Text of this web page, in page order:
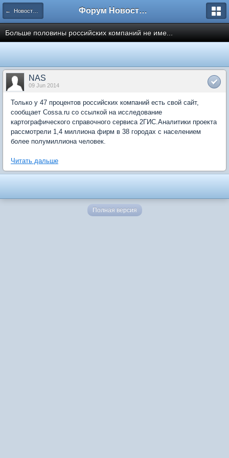
← Новости рынка недвижимости Форум Новостройки
Больше половины российских компаний не име...
NAS
09 Jun 2014
Только у 47 процентов российских компаний есть свой сайт,
сообщает Cossa.ru со ссылкой на исследование
картографического справочного сервиса 2ГИС.Аналитики проекта
рассмотрели 1,4 миллиона фирм в 38 городах с населением
более полумиллиона человек.
Читать дальше
Полная версия